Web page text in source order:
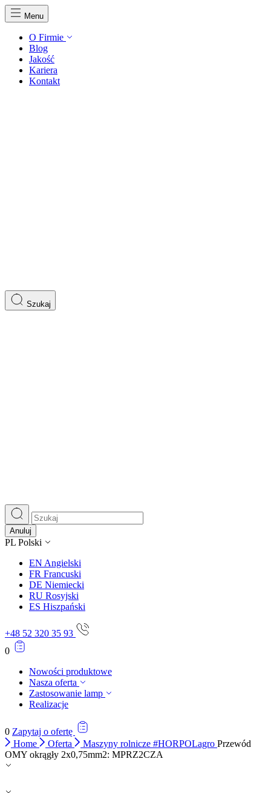
Menu
O Firmie
Blog
Jakość
Kariera
Kontakt
Szukaj
Anuluj
PL Polski
EN Angielski
FR Francuski
DE Niemiecki
RU Rosyjski
ES Hiszpański
+48 52 320 35 93
0
Nowości produktowe
Nasza oferta
Zastosowanie lamp
Realizacje
0 Zapytaj o ofertę
Home
Oferta Maszyny rolnicze #HORPOLagro Przewód
OMY okrągły 2x0,75mm2: MPRZ2CZA